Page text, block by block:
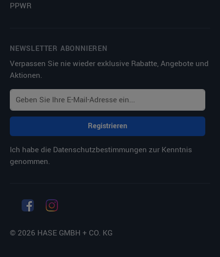
PPWR
NEWSLETTER ABONNIEREN
Verpassen Sie nie wieder exklusive Rabatte, Angebote und
Aktionen.
Registrieren
Ich habe die Datenschutzbestimmungen zur Kenntnis
genommen.
© 2026 HASE GMBH + CO. KG